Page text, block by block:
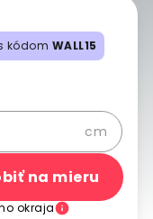
kódom WALL15
cm
na mieru
okraja